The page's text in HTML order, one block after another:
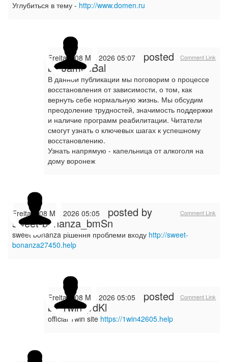
Углубиться в тему - http://www.domen.ru
Comment Link
Freitag, 08 Mai 2026 05:07 posted
by JamesBal
В данной публикации мы поговорим о процессе
восстановления от зависимости, о том, как
вернуть себе нормальную жизнь. Мы обсудим
преодоление трудностей, значимость поддержки
и наличие программ реабилитации. Читатели
смогут узнать о ключевых шагах к успешному
восстановлению.
Узнать напрямую - капельница от алкоголя на
дому воронеж
Comment Link
Freitag, 08 Mai 2026 05:05 posted by
sweet-bonanza_bmSn
sweet bonanza рішення проблеми входу http://sweet-
bonanza27450.help
Comment Link
Freitag, 08 Mai 2026 05:05 posted
by1win_vdKl
official 1win site https://1win42605.help